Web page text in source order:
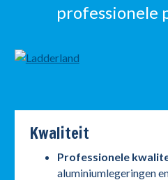
professionele
Kwaliteit
Professionele
aluminiumlegeringen